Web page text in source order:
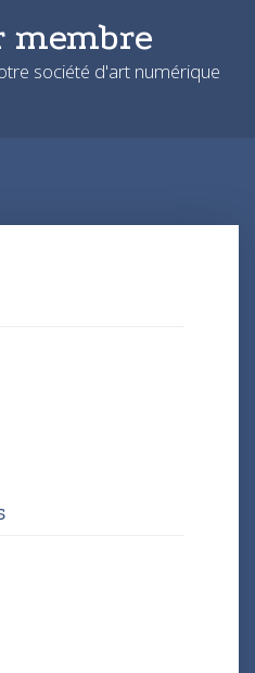
membre
société d'art numérique